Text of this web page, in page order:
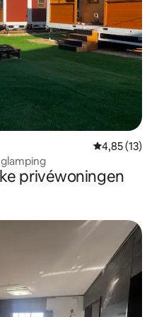
Gemiddelde
4,85 (13)
privéwoningen